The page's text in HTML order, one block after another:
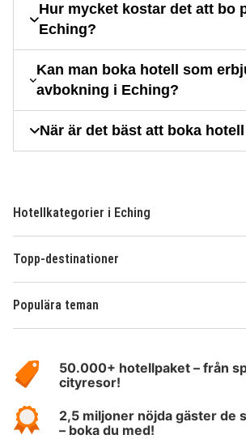
Hur mycket kostar det att bo
Eching?
Kan man boka hotell som
avbokning i Eching?
När är det bäst att boka
Hotellkategorier i Eching
Topp-destinationer
Populära teman
HotelSpecials50.000+ hotellpaket – från
cityresor!
2,5 miljoner nöjda gäster de
– boka du med!